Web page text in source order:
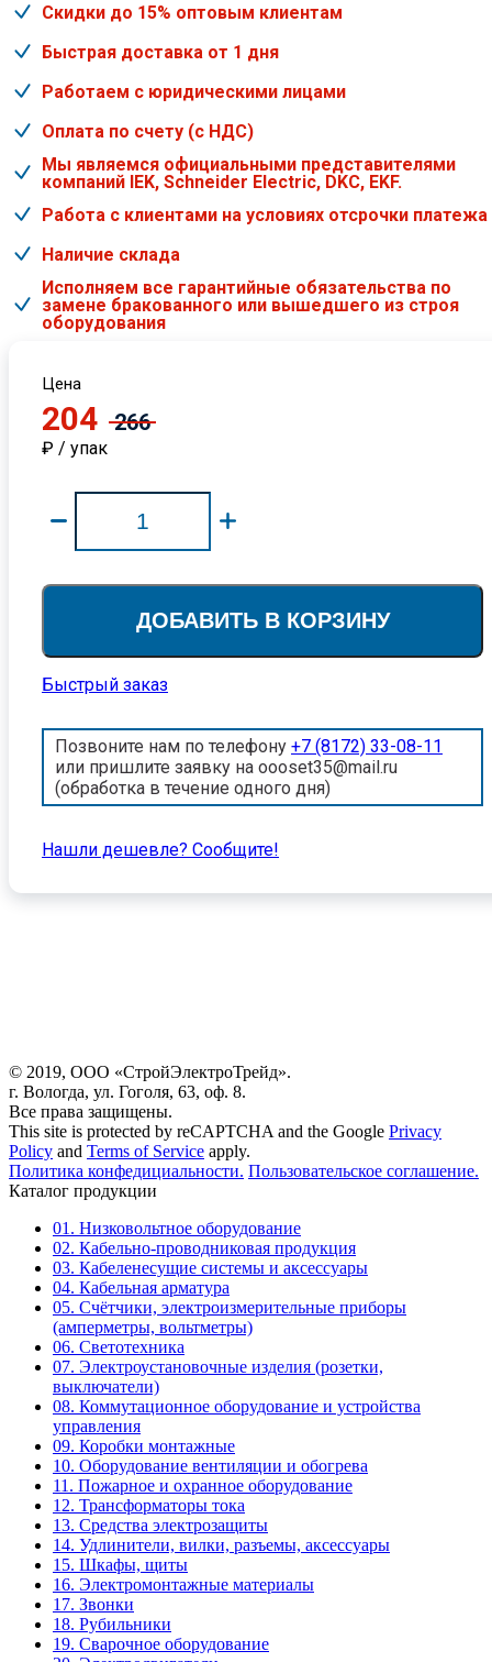
Скидки до 15% оптовым клиентам
Быстрая доставка от 1 дня
Работаем с юридическими лицами
Оплата по счету (с НДС)
Мы являемся официальными представителями
компаний IEK, Schneider Electric, DKC, EKF.
Работа с клиентами на условиях отсрочки платежа
Наличие склада
Исполняем все гарантийные обязательства по
замене бракованного или вышедшего из строя
оборудования
Цена
204 266
₽ / упак
ДОБАВИТЬ В КОРЗИНУ
Быстрый заказ
Позвоните нам по телефону +7 (8172) 33-08-11
или пришлите заявку на oooset35@mail.ru
(обработка в течение одного дня)
Нашли дешевле? Cообщите!
© 2019, ООО «СтройЭлектроТрейд».
г. Вологда, ул. Гоголя, 63, оф. 8.
Все права защищены.
This site is protected by reCAPTCHA and the Google Privacy
Policy and Terms of Service apply.
Политика конфедициальности. Пользовательское соглашение.
Каталог продукции
01. Низковольтное оборудование
02. Кабельно-проводниковая продукция
03. Кабеленесущие системы и аксессуары
04. Кабельная арматура
05. Счётчики, электроизмерительные приборы
(амперметры, вольтметры)
06. Светотехника
07. Электроустановочные изделия (розетки,
выключатели)
08. Коммутационное оборудование и устройства
управления
09. Коробки монтажные
10. Оборудование вентиляции и обогрева
11. Пожарное и охранное оборудование
12. Трансформаторы тока
13. Средства электрозащиты
14. Удлинители, вилки, разъемы, аксессуары
15. Шкафы, щиты
16. Электромонтажные материалы
17. Звонки
18. Рубильники
19. Сварочное оборудование